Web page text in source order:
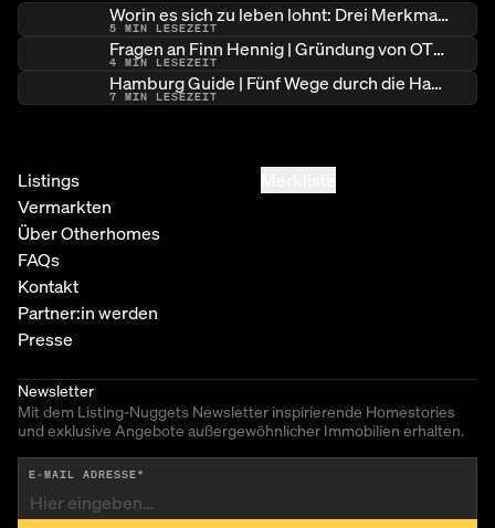
Worin es sich zu leben lohnt: Drei Merkmale besonderer Immobilien
5 MIN LESEZEIT
Fragen an Finn Hennig | Gründung von OTHERHOMES
4 MIN LESEZEIT
Hamburg Guide | Fünf Wege durch die Hamburger Architekturlandschaft
7 MIN LESEZEIT
Listings
Vermarkten
Über Otherhomes
FAQs
Kontakt
Partner:in werden
Presse
Newsletter
Mit dem Listing-Nuggets Newsletter inspirierende Homestories
und exklusive Angebote außergewöhnlicher Immobilien erhalten.
E-MAIL ADRESSE*